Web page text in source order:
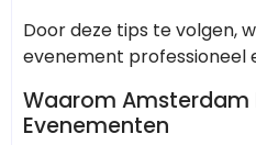
Door deze tips te volgen,
evenement professioneel
Waarom Amsterdam
Evenementen